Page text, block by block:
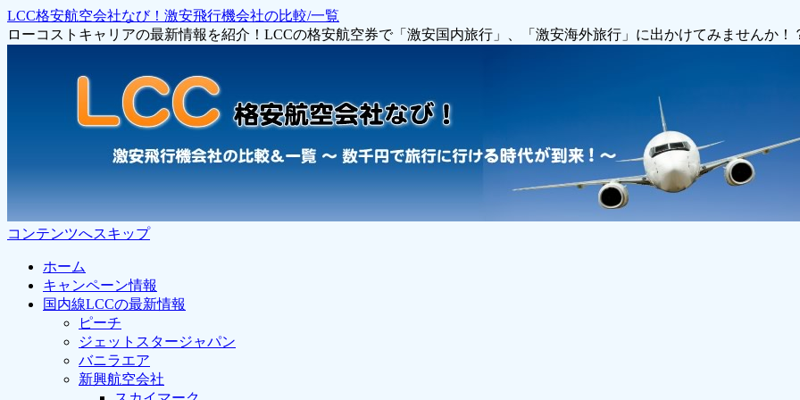
LCC格安航空会社なび！激安飛行機会社の比較/一覧
ローコストキャリアの最新情報を紹介！LCCの格安航空券で「激安国内旅行」、「激安海外旅行」に出かけてみませんか！
コンテンツへスキップ
ホーム
キャンペーン情報
国内線LCCの最新情報
ピーチ
ジェットスタージャパン
バニラエア
新興航空会社